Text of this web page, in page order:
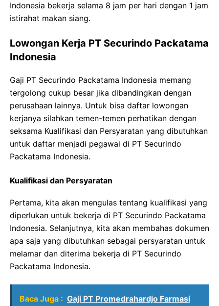
Indonesia bekerja selama 8 jam per hari dengan 1 jam
istirahat makan siang.
Lowongan Kerja PT Securindo Packatama
Indonesia
Gaji PT Securindo Packatama Indonesia memang
tergolong cukup besar jika dibandingkan dengan
perusahaan lainnya. Untuk bisa daftar lowongan
kerjanya silahkan temen-temen perhatikan dengan
seksama Kualifikasi dan Persyaratan yang dibutuhkan
untuk daftar menjadi pegawai di PT Securindo
Packatama Indonesia.
Kualifikasi dan Persyaratan
Pertama, kita akan mengulas tentang kualifikasi yang
diperlukan untuk bekerja di PT Securindo Packatama
Indonesia. Selanjutnya, kita akan membahas dokumen
apa saja yang dibutuhkan sebagai persyaratan untuk
melamar dan diterima bekerja di PT Securindo
Packatama Indonesia.
Baca Juga : Gaji PT Promedrahardjo Farmasi